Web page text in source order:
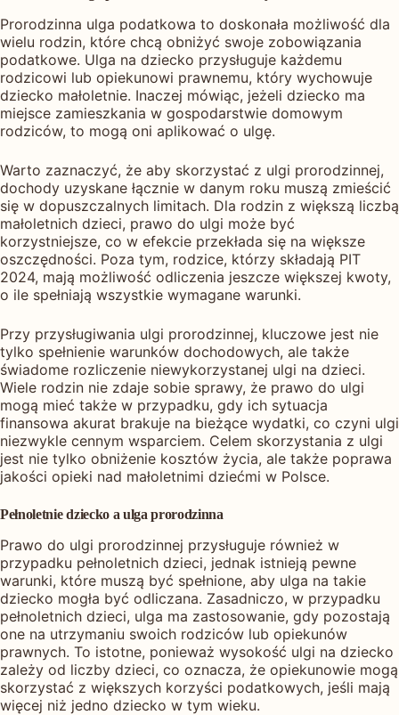
Prorodzinna ulga podatkowa to doskonała możliwość dla
wielu rodzin, które chcą obniżyć swoje zobowiązania
podatkowe. Ulga na dziecko przysługuje każdemu
rodzicowi lub opiekunowi prawnemu, który wychowuje
dziecko małoletnie. Inaczej mówiąc, jeżeli dziecko ma
miejsce zamieszkania w gospodarstwie domowym
rodziców, to mogą oni aplikować o ulgę.
Warto zaznaczyć, że aby skorzystać z ulgi prorodzinnej,
dochody uzyskane łącznie w danym roku muszą zmieścić
się w dopuszczalnych limitach. Dla rodzin z większą liczbą
małoletnich dzieci, prawo do ulgi może być
korzystniejsze, co w efekcie przekłada się na większe
oszczędności. Poza tym, rodzice, którzy składają PIT
2024, mają możliwość odliczenia jeszcze większej kwoty,
o ile spełniają wszystkie wymagane warunki.
Przy przysługiwania ulgi prorodzinnej, kluczowe jest nie
tylko spełnienie warunków dochodowych, ale także
świadome rozliczenie niewykorzystanej ulgi na dzieci.
Wiele rodzin nie zdaje sobie sprawy, że prawo do ulgi
mogą mieć także w przypadku, gdy ich sytuacja
finansowa akurat brakuje na bieżące wydatki, co czyni ulgi
niezwykle cennym wsparciem. Celem skorzystania z ulgi
jest nie tylko obniżenie kosztów życia, ale także poprawa
jakości opieki nad małoletnimi dziećmi w Polsce.
Pełnoletnie dziecko a ulga prorodzinna
Prawo do ulgi prorodzinnej przysługuje również w
przypadku pełnoletnich dzieci, jednak istnieją pewne
warunki, które muszą być spełnione, aby ulga na takie
dziecko mogła być odliczana. Zasadniczo, w przypadku
pełnoletnich dzieci, ulga ma zastosowanie, gdy pozostają
one na utrzymaniu swoich rodziców lub opiekunów
prawnych. To istotne, ponieważ wysokość ulgi na dziecko
zależy od liczby dzieci, co oznacza, że opiekunowie mogą
skorzystać z większych korzyści podatkowych, jeśli mają
więcej niż jedno dziecko w tym wieku.